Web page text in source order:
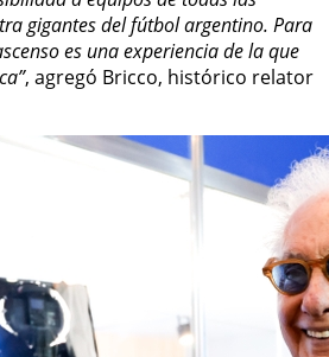
gigantes del fútbol argentino. Para
es una experiencia de la que
, agregó Bricco, histórico relator